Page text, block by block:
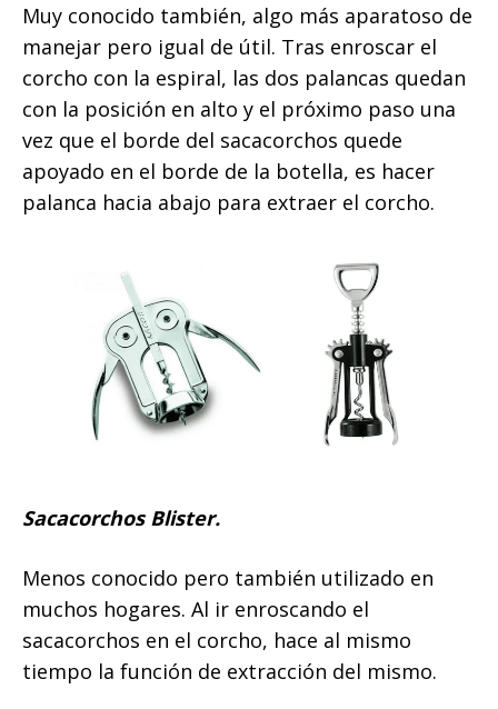
Muy conocido también, algo más aparatoso de
manejar pero igual de útil. Tras enroscar el
corcho con la espiral, las dos palancas quedan
con la posición en alto y el próximo paso una
vez que el borde del sacacorchos quede
apoyado en el borde de la botella, es hacer
palanca hacia abajo para extraer el corcho.
Sacacorchos Blister.
Menos conocido pero también utilizado en
muchos hogares. Al ir enroscando el
sacacorchos en el corcho, hace al mismo
tiempo la función de extracción del mismo.